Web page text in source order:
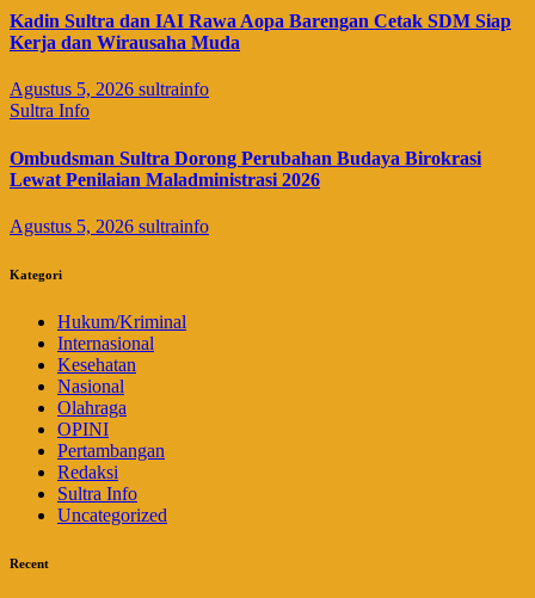
Kadin Sultra dan IAI Rawa Aopa Barengan Cetak SDM Siap
Kerja dan Wirausaha Muda
Agustus 5, 2026 sultrainfo
Sultra Info
Ombudsman Sultra Dorong Perubahan Budaya Birokrasi
Lewat Penilaian Maladministrasi 2026
Agustus 5, 2026 sultrainfo
Kategori
Hukum/Kriminal
Internasional
Kesehatan
Nasional
Olahraga
OPINI
Pertambangan
Redaksi
Sultra Info
Uncategorized
Recent